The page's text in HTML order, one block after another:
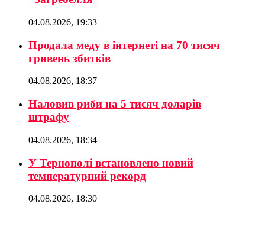
04.08.2026, 19:33
Продала меду в інтернеті на 70 тисяч
гривень збитків
04.08.2026, 18:37
Наловив риби на 5 тисяч доларів
штрафу
04.08.2026, 18:34
У Тернополі встановлено новий
температурний рекорд
04.08.2026, 18:30